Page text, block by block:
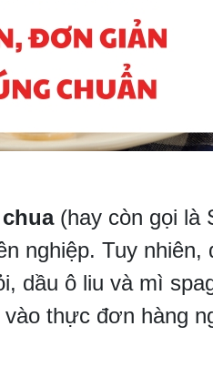
(hay còn gọi là
nghiệp. Tuy
dầu ô liu và mì
thực đơn hàng